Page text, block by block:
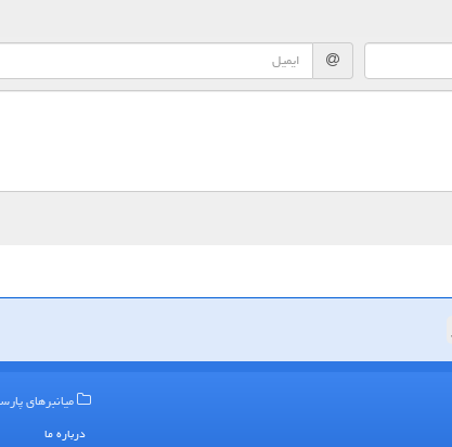
میانبرهای
درباره ما